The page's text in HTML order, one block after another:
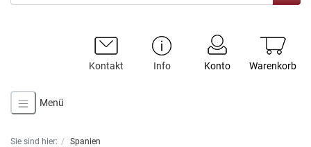
Warenkorb
Konto
Info
Kontakt
Menü
Sie sind hier: Spanien